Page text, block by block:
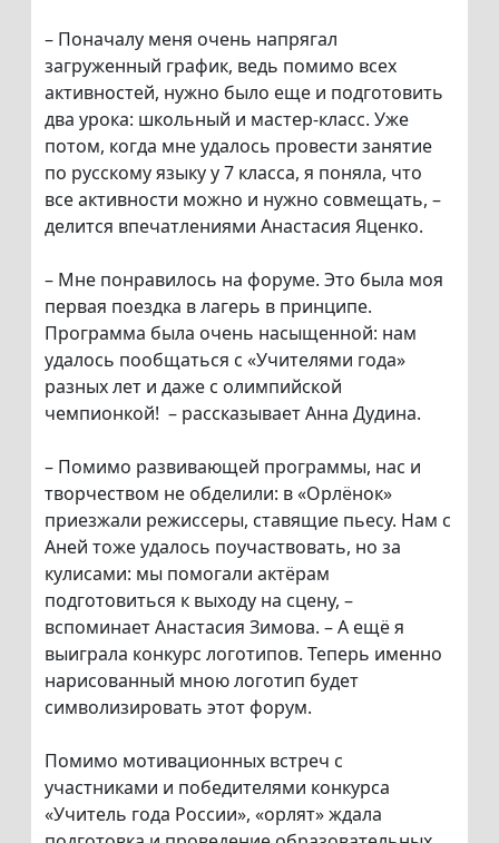
– Поначалу меня очень напрягал
загруженный график, ведь помимо всех
активностей, нужно было еще и подготовить
два урока: школьный и мастер-класс. Уже
потом, когда мне удалось провести занятие
по русскому языку у 7 класса, я поняла, что
все активности можно и нужно совмещать, –
делится впечатлениями Анастасия Яценко.
– Мне понравилось на форуме. Это была моя
первая поездка в лагерь в принципе.
Программа была очень насыщенной: нам
удалось пообщаться с «Учителями года»
разных лет и даже с олимпийской
чемпионкой! – рассказывает Анна Дудина.
– Помимо развивающей программы, нас и
творчеством не обделили: в «Орлёнок»
приезжали режиссеры, ставящие пьесу. Нам с
Аней тоже удалось поучаствовать, но за
кулисами: мы помогали актёрам
подготовиться к выходу на сцену, –
вспоминает Анастасия Зимова. – А ещё я
выиграла конкурс логотипов. Теперь именно
нарисованный мною логотип будет
символизировать этот форум.
Помимо мотивационных встреч с
участниками и победителями конкурса
«Учитель года России», «орлят» ждала